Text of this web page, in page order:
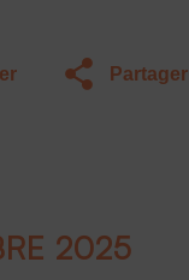
Partager
2025